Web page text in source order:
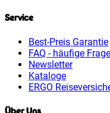
Service
Best-Preis Garantie
FAQ - häufige
Newsletter
Kataloge
ERGO